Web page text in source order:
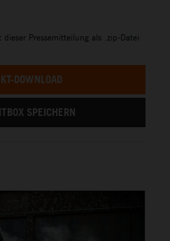
Pressemitteilung als .zip-Datei
DOWNLOAD
SPEICHERN